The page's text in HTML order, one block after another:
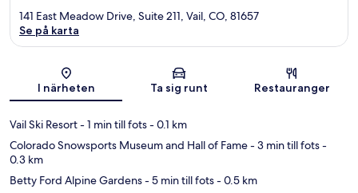
Karta
141 East Meadow Drive, Suite 211, Vail, CO, 81657
Se på karta
I närheten Ta sig runt Restauranger
Vail Ski Resort- 1 min till fots- 0.1 km
Colorado Snowsports Museum and Hall of Fame- 3 min till fots-
0.3 km
Betty Ford Alpine Gardens- 5 min till fots- 0.5 km